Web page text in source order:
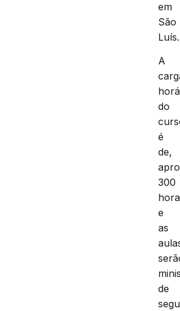
em
São
Luís.
A
do
é
de,
300
e
as
de